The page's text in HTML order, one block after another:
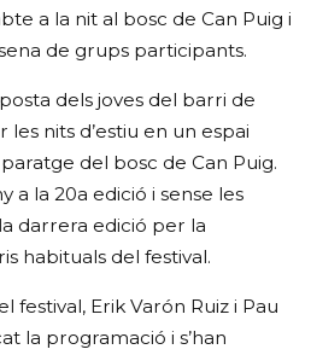
a la nit al bosc de Can Puig i
de grups participants.
dels joves del barri de
nits d’estiu en un espai
del bosc de Can Puig.
a la 20a edició i sense les
darrera edició per la
habituals del festival.
festival, Erik Varón Ruiz i Pau
la programació i s’han